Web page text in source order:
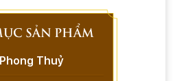
SẢN PHẨM
Thuỷ